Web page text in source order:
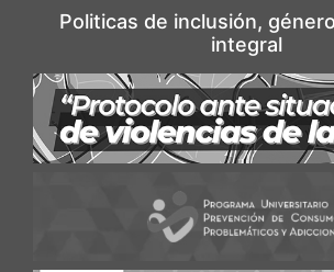
Politicas de inclusión,
integral